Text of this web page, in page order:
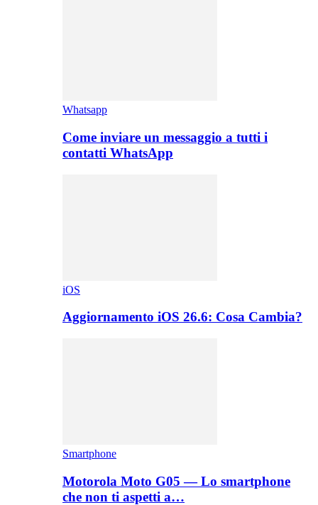
Whatsapp
Come inviare un messaggio a tutti i
contatti WhatsApp
iOS
Aggiornamento iOS 26.6: Cosa Cambia?
Smartphone
Motorola Moto G05 — Lo smartphone
che non ti aspetti a…